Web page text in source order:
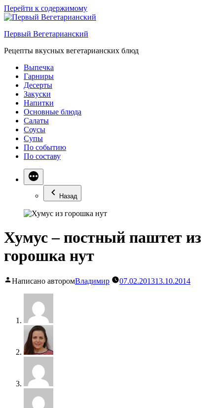
Перейти к содержимому
Первый Вегетарианский
Рецепты вкусных вегетарианских блюд
Выпечка
Гарниры
Десерты
Закуски
Напитки
Основные блюда
Салаты
Соусы
Супы
По событию
По составу
Назад
Хумус – постный паштет из
горошка нут
Написано авторомВладимир 07.02.201313.10.2014